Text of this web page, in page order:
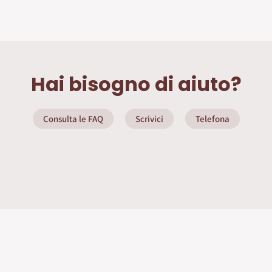
Hai bisogno di aiuto?
Consulta le FAQ Scrivici Telefona